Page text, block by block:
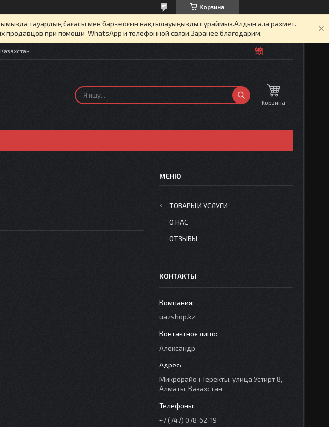
Корзина
тауардың бағасы мен бар-жоғын нақтылауыңызды сұраймыз.Алдын ала рахмет.
продавцов при помощи WhatsApp и телефонной связи.Заранее благодарим.
Корзина
ТОВАРЫ И УСЛУГИ
О НАС
ОТЗЫВЫ
КОНТАКТЫ
uazshop.kz
Александр
Микрорайон Теректы, улица Устирт 8,
Алматы, Казахстан
+7 (747) 078-62-19